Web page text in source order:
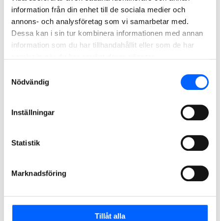
information från din enhet till de sociala medier och
annons- och analysföretag som vi samarbetar med.
Dessa kan i sin tur kombinera informationen med annan
information som du har tillhandahållit eller som de har
Nödvändig
Inställningar
Statistik
Marknadsföring
Tillåt alla